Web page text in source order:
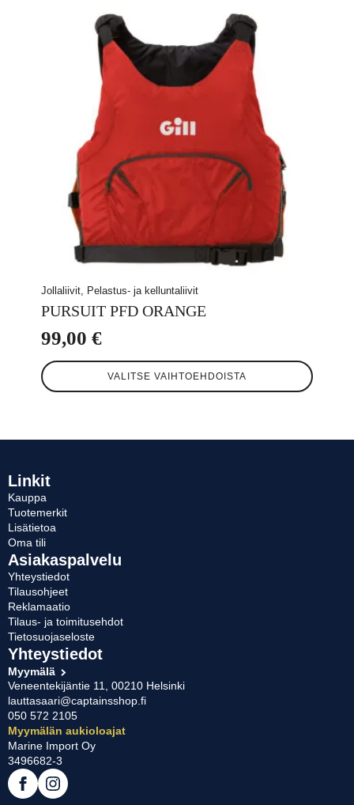
Jollaliivit, Pelastus- ja kelluntaliivit
PURSUIT PFD ORANGE
99,00 €
VALITSE VAIHTOEHDOISTA
Tällä
tuotteella
Voit
valinnat
tuotteen
sivulla.
Linkit
Kauppa
Tuotemerkit
Lisätietoa
Oma tili
Asiakaspalvelu
Yhteystiedot
Tilausohjeet
Reklamaatio
Tilaus- ja toimitusehdot
Tietosuojaseloste
Yhteystiedot
Myymälä
Veneentekijäntie 11, 00210 Helsinki
lauttasaari@captainsshop.fi
050 572 2105
Myymälän aukioloajat
Marine Import Oy
3496682-3